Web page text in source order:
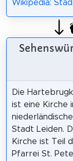
Wikipedia:
Die
ist eine Kirche
Stadt Leiden.
Kirche ist Teil
Pfarrei St.